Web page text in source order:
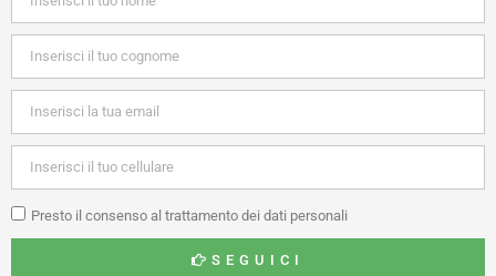
Presto il consenso al trattamento dei dati personali
SEGUICI